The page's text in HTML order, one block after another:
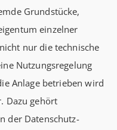
Grundstücke,
einzelner
nur die technische
Nutzungsregelung
Anlage betrieben wird
Dazu gehört
der Datenschutz-